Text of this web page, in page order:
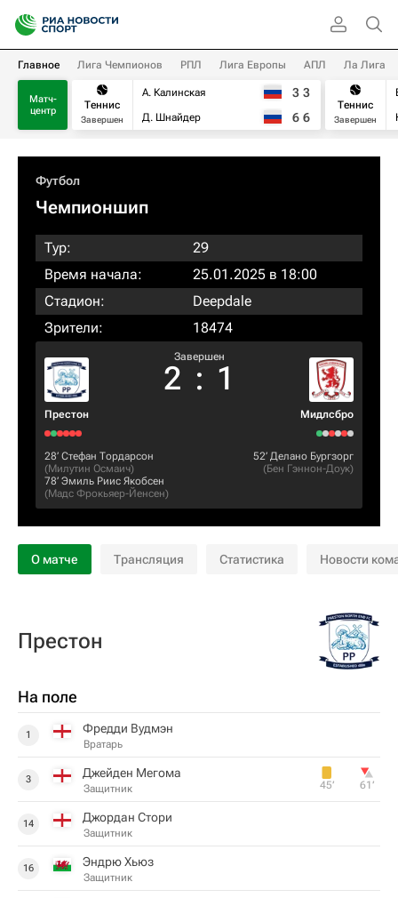
Главное Лига Чемпионов РПЛ Лига Европы АПЛ Ла Лига
Матч-
центр
Теннис
Завершен
А. Калинская
Д. Шнайдер
3 3
6 6
Теннис
Завершен
Футбол
Чемпионшип
Тур:
29
Время начала:
25.01.2025 в 18:00
Стадион:
Deepdale
Зрители:
18474
Престон
Завершен
2 : 1
Мидлсбро
28‎’‎ Стефан Тордарсон
(Милутин Осмаич)
78‎’‎ Эмиль Риис Якобсен
(Мадс Фрокьяер-Йенсен)
52‎’‎ Делано Бургзорг
(Бен Гэннон-Доук)
О матче Трансляция Статистика Новости
Престон
На поле
1 Фредди Вудмэн
Вратарь
3 Джейден Мегома
Защитник 45‎’‎ 61‎’‎
14 Джордан Стори
Защитник
16 Эндрю Хьюз
Защитник